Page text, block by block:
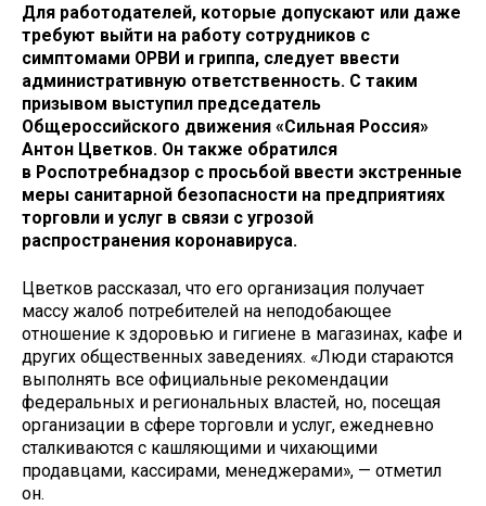
Для работодателей, которые допускают или даже
требуют выйти на работу сотрудников с
симптомами ОРВИ и гриппа, следует ввести
административную ответственность. С таким
призывом выступил председатель
Общероссийского движения «Сильная Россия»
Антон Цветков. Он также обратился
в Роспотребнадзор с просьбой ввести экстренные
меры санитарной безопасности на предприятиях
торговли и услуг в связи с угрозой
распространения коронавируса.
Цветков рассказал, что его организация получает
массу жалоб потребителей на неподобающее
отношение к здоровью и гигиене в магазинах, кафе и
других общественных заведениях. «Люди стараются
выполнять все официальные рекомендации
федеральных и региональных властей, но, посещая
организации в сфере торговли и услуг, ежедневно
сталкиваются с кашляющими и чихающими
продавцами, кассирами, менеджерами», — отметил
он.